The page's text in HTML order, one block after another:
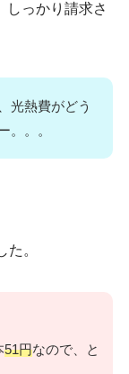
しっかり請求さ
光熱費がどう
。。。
。
51円なので、と